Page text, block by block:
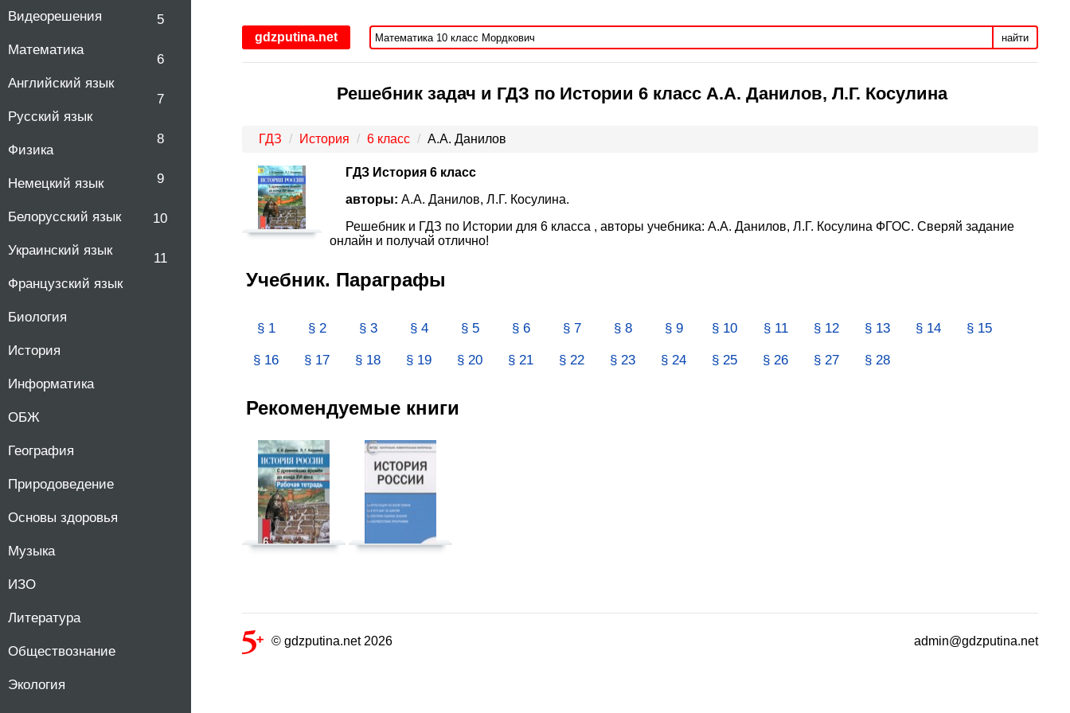
Видеорешения
Математика
Английский язык
Русский язык
Физика
Немецкий язык
Белорусский язык
Украинский язык
Французский язык
Биология
История
Информатика
ОБЖ
География
Природоведение
Основы здоровья
Музыка
ИЗО
Литература
Обществознание
Экология
5
6
7
8
9
10
11
gdzputina.net найти
Решебник задач и ГДЗ по Истории 6 класс А.А. Данилов, Л.Г. Косулина
ГДЗ История 6 класс А.А. Данилов
ГДЗ История 6 класс
авторы: А.А. Данилов, Л.Г. Косулина.
Решебник и ГДЗ по Истории для 6 класса , авторы учебника: А.А. Данилов, Л.Г. Косулина ФГОС. Сверяй задание
онлайн и получай отлично!
Учебник. Параграфы
§ 1 § 2 § 3 § 4 § 5 § 6 § 7 § 8 § 9 § 10 § 11 § 12 § 13 § 14 § 15
§ 16 § 17 § 18 § 19 § 20 § 21 § 22 § 23 § 24 § 25 § 26 § 27 § 28
Рекомендуемые книги
© gdzputina.net 2026 admin@gdzputina.net